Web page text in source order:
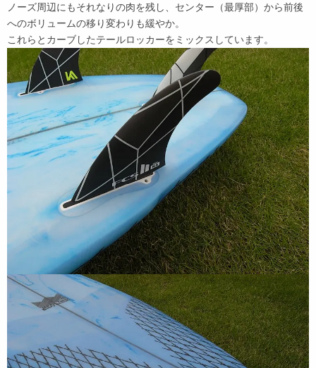
ノーズ周辺にもそれなりの肉を残し、センター（最厚部）から前後
へのボリュームの移り変わりも緩やか。
これらとカーブしたテールロッカーをミックスしています。